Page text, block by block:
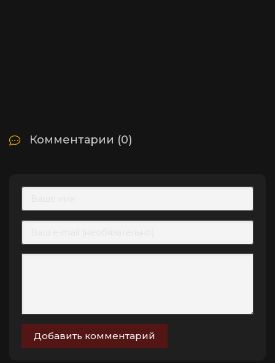
Комментарии (0)
Добавить комментарий